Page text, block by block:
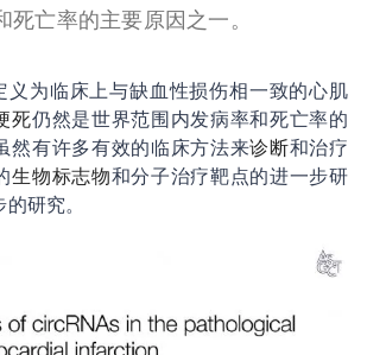
死亡率的主要原因之一。
义为临床上与缺血性损伤相一致的心肌
死仍然是世界范围内发病率和死亡率的
然有许多有效的临床方法来诊断和治疗
生物标志物和分子治疗靶点的进一步研
研究。